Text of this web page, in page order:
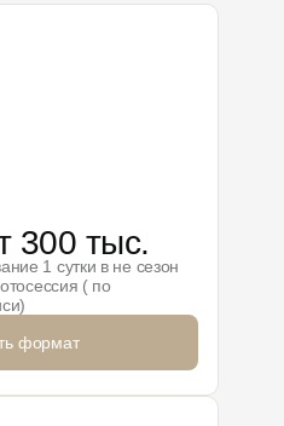
300 тыс.
1 сутки в не сезон
( по
формат